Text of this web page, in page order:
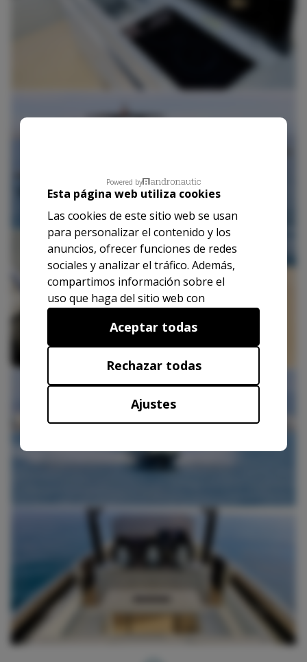
Powered by
Esta página web utiliza cookies
Las cookies de este sitio web se usan
para personalizar el contenido y los
anuncios, ofrecer funciones de redes
sociales y analizar el tráfico. Además,
compartimos información sobre el
uso que haga del sitio web con
nuestros partners de redes sociales,
publicidad y análisis web, quienes
pueden combinarla con otra
información que les haya
proporcionado o que hayan
recopilado a partir del uso que haya
hecho de sus servicios.
Aceptar todas
Rechazar todas
Ajustes